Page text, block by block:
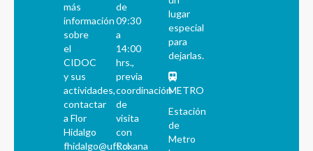
más
información
sobre
el
CIDOC
y sus
actividades,
contactar
a Flor
Hidalgo
fhidalgo@uft.cl
de
09:30
a
14:00
hrs.,
previa
coordinación
de
visita
con
Roxana
lugar
especial
para
dejarlas.
METRO
Estación
de
Metro